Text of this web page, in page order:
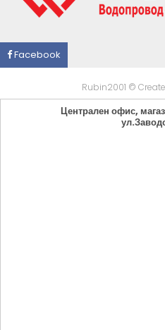
Facebook
Rubin2001 ©
Централен офис,